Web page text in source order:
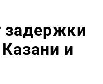
задержки
и